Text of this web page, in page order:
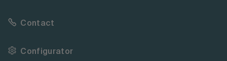
Contact
Configurator